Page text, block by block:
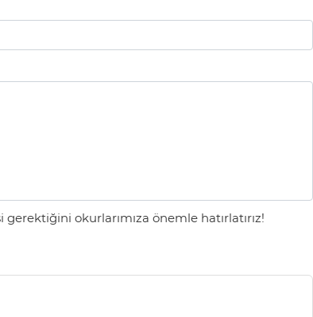
okurlarımıza önemle hatırlatırız!